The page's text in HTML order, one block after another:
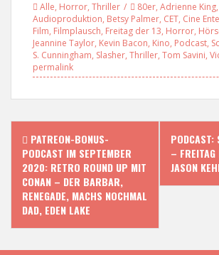
Alle, Horror, Thriller 80er, Adrienne King,
Audioproduktion, Betsy Palmer, CET, Cine
Film, Filmplausch, Freitag der 13, Horror,
Jeannine Taylor, Kevin Bacon, Kino, Podcast,
S. Cunningham, Slasher, Thriller, Tom Savini,
permalink
P
t
PATREON-BONUS-
PODCAST IM SEPTEMBER
2020: RETRO ROUND UP MIT
CONAN – DER BARBAR,
RENEGADE, MACHS NOCHMAL
DAD, EDEN LAKE
PODCAST:
–
JASON